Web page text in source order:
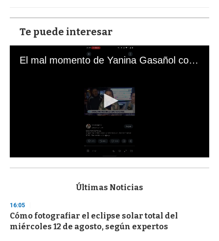
Te puede interesar
El mal momento de Yanina Gasañol con un hincha argentino en "Subrayado"
s
d
s
o
f
Últimas Noticias
16:05
Cómo fotografiar el eclipse solar total del
miércoles 12 de agosto, según expertos